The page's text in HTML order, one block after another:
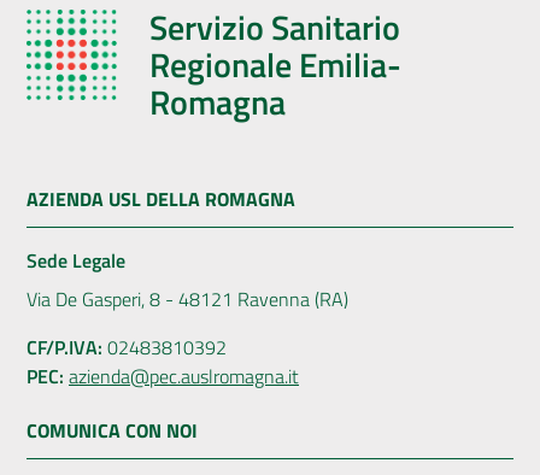
Servizio Sanitario
Regionale Emilia-
Romagna
AZIENDA USL DELLA ROMAGNA
Sede Legale
Via De Gasperi, 8 - 48121 Ravenna (RA)
CF/P.IVA: 02483810392
PEC: azienda@pec.auslromagna.it
COMUNICA CON NOI